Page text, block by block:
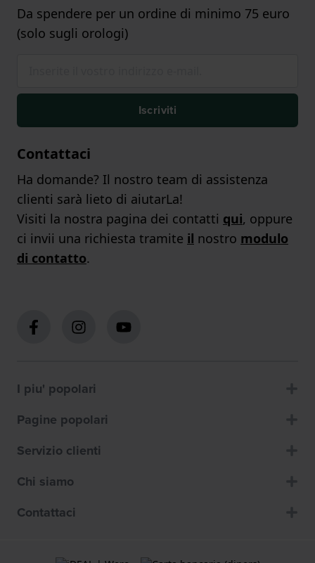
Da spendere per un ordine di minimo 75 euro
(solo sugli orologi)
Iscriviti
Contattaci
Ha domande? Il nostro team di assistenza
clienti sarà lieto di aiutarLa!
Visiti la nostra pagina dei contatti qui, oppure
ci invii una richiesta tramite il nostro modulo
di contatto.
I piu' popolari
Pagine popolari
Servizio clienti
Chi siamo
Contattaci